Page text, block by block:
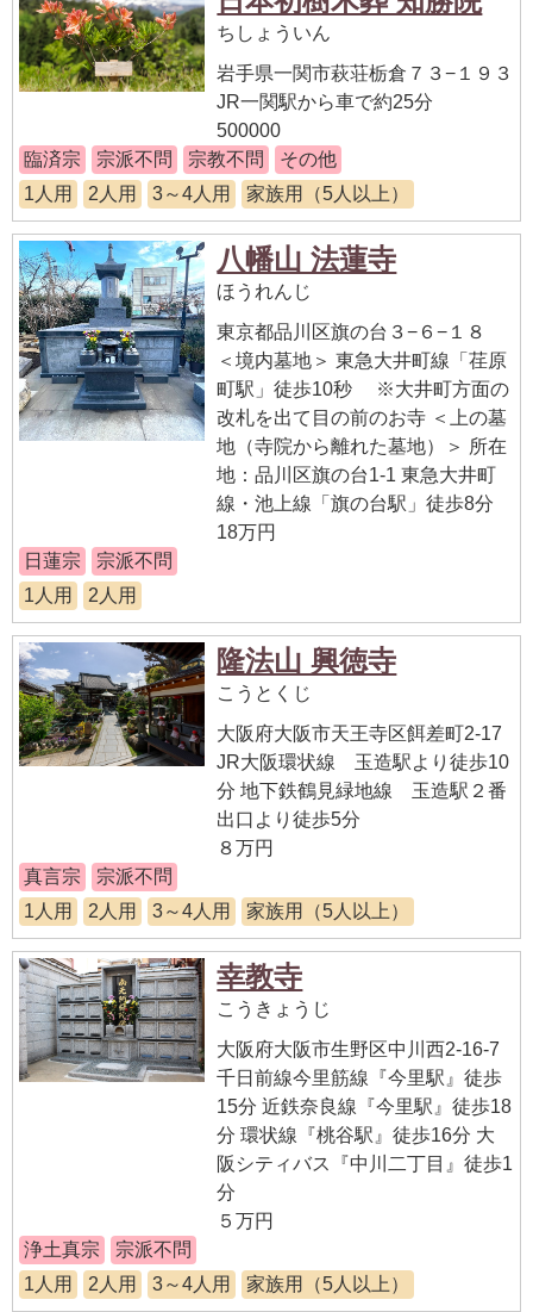
ちしょういん
岩手県一関市萩荘栃倉７３−１９３
JR一関駅から車で約25分
500000
臨済宗
宗派不問 宗教不問
その他
1人用
2人用 3～4人用 家族用（5人以上）
八幡山 法蓮寺
ほうれんじ
東京都品川区旗の台３−６−１８
＜境内墓地＞ 東急大井町線「荏原
町駅」徒歩10秒 ※大井町方面の
改札を出て目の前のお寺 ＜上の墓
地（寺院から離れた墓地）＞ 所在
地：品川区旗の台1-1 東急大井町
線・池上線「旗の台駅」徒歩8分
18万円
日蓮宗
宗派不問
1人用
2人用
隆法山 興徳寺
こうとくじ
大阪府大阪市天王寺区餌差町2-17
JR大阪環状線 玉造駅より徒歩10
分 地下鉄鶴見緑地線 玉造駅２番
出口より徒歩5分
８万円
真言宗
宗派不問
1人用
2人用 3～4人用 家族用（5人以上）
幸教寺
こうきょうじ
大阪府大阪市生野区中川西2-16-7
千日前線今里筋線『今里駅』徒歩
15分 近鉄奈良線『今里駅』徒歩18
分 環状線『桃谷駅』徒歩16分 大
阪シティバス『中川二丁目』徒歩1
分
５万円
浄土真宗
宗派不問
1人用
2人用 3～4人用 家族用（5人以上）